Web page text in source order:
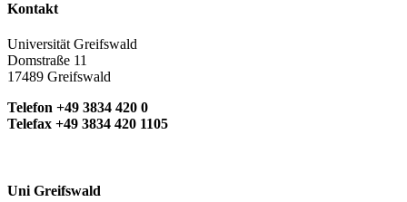
Kontakt
Universität Greifswald
Domstraße 11
17489 Greifswald
Telefon +49 3834 420 0
Telefax +49 3834 420 1105
Uni Greifswald